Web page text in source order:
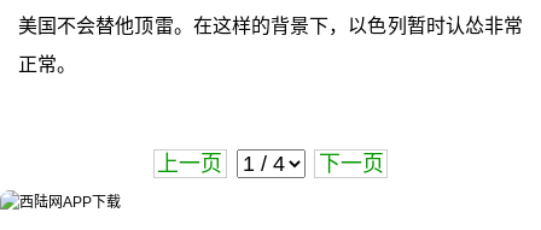
美国不会替他顶雷。在这样的背景下，以色列暂时认怂非常
正常。
上一页 下一页